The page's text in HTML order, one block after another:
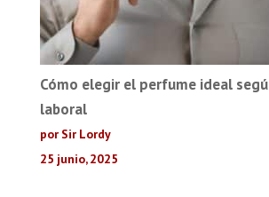
Cómo elegir el perfume ideal
laboral
por Sir Lordy
25 junio, 2025